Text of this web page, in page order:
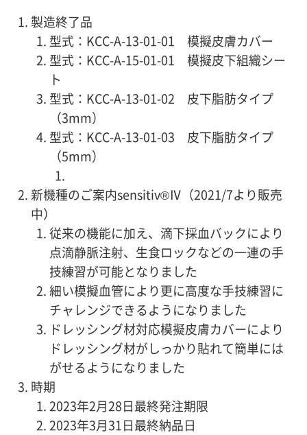
製造終了品
型式：KCC-A-13-01-01 模擬皮膚カバー
型式：KCC-A-15-01-01 模擬皮下組織シー
ト
型式：KCC-A-13-01-02 皮下脂肪タイプ
（3mm）
型式：KCC-A-13-01-03 皮下脂肪タイプ
（5mm）
新機種のご案内sensitiv®Ⅳ（2021/7より販売
中）
従来の機能に加え、滴下採血バックにより
点滴静脈注射、生食ロックなどの一連の手
技練習が可能となりました
細い模擬血管により更に高度な手技練習に
チャレンジできるようになりました
ドレッシング材対応模擬皮膚カバーにより
ドレッシング材がしっかり貼れて簡単には
がせるようになりました
時期
2023年2月28日最終発注期限
2023年3月31日最終納品日